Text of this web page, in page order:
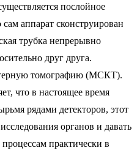
послойное
аппарат сконструирован
трубка непрерывно
друг друга.
томографию (МСКТ).
что в настоящее время
рядами детекторов, этот
органов и давать
практически в